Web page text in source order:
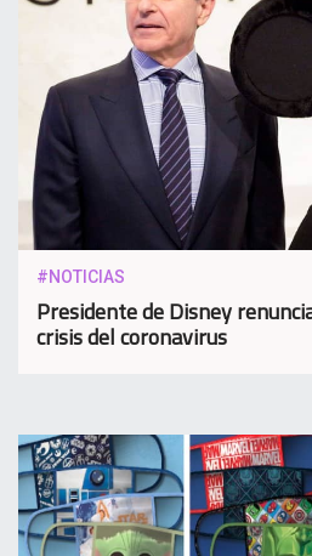
#NOTICIAS
Presidente de Disney
crisis del coronavirus